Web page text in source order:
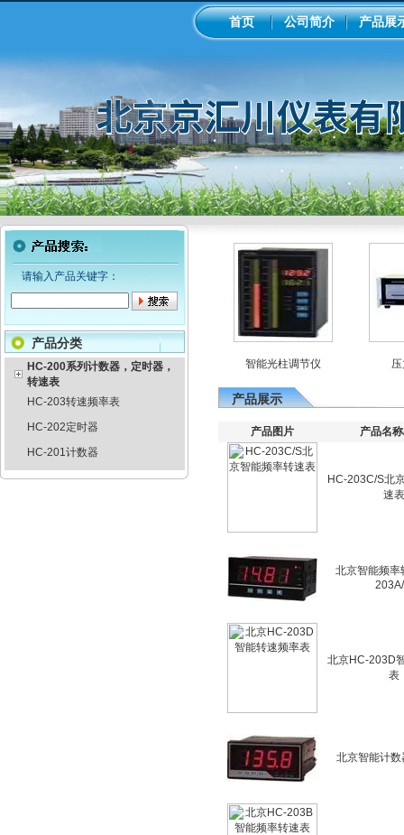
首页 公司简介 产品展
请输入产品关键字：
产品分类
HC-200系列计数器，定时器，
转速表
HC-203转速频率表
HC-202定时器
HC-201计数器
记录仪 智能流量积算仪 智能光柱调节仪 压
产品展示
产品图片 产品名
HC-203C/S北
速表
北京智能频率
北京HC-203D
表
北京智能计